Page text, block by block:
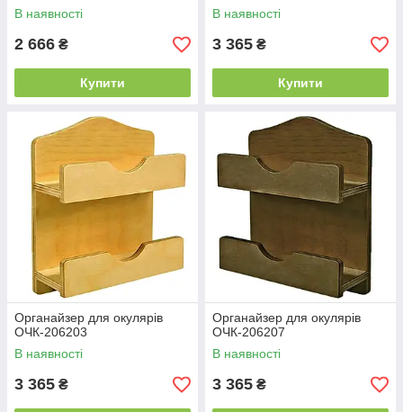
В наявності
2 666 ₴
Купити
В наявності
3 365 ₴
Купити
Органайзер для окулярів
ОЧК-206203
В наявності
3 365 ₴
Органайзер для окулярів
ОЧК-206207
В наявності
3 365 ₴